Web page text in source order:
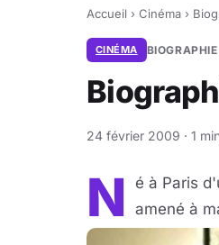
Accueil › Cinéma ›
CINÉMA BIOGRAPHIE
24 février 2009 · 1
N é à Paris
amené à